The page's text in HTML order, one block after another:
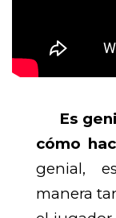
Es
cómo
genial,
manera